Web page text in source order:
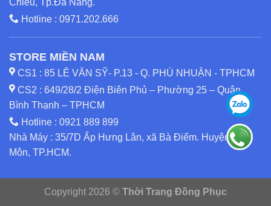
Hotline : 0971.202.666
STORE MIỀN NAM
CS1 : 85 LÊ VĂN SỸ- P.13 - Q. PHÚ NHUẬN - TPHCM
CS2 : 649/28/2 Điện Biên Phủ – Phường 25 – Quận
Bình Thạnh – TPHCM
Hotline : 0921 889 899
Nhà Máy : 35/7D Ấp Hưng Lân, xã Bà Điểm. Huyện Hóc
Môn, TP.HCM.
Copyright 2026 © Thời Trang Đồng Phục